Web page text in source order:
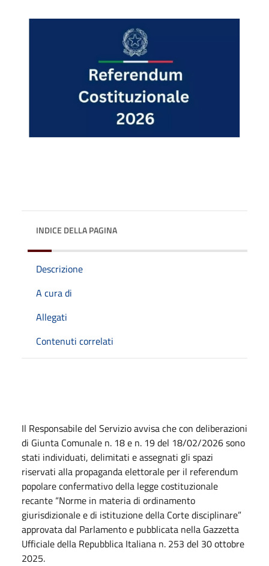
INDICE DELLA PAGINA
Descrizione
A cura di
Allegati
Contenuti correlati
Il Responsabile del Servizio avvisa che con deliberazioni
di Giunta Comunale n. 18 e n. 19 del 18/02/2026 sono
stati individuati, delimitati e assegnati gli spazi
riservati alla propaganda elettorale per il referendum
popolare confermativo della legge costituzionale
recante “Norme in materia di ordinamento
giurisdizionale e di istituzione della Corte disciplinare”
approvata dal Parlamento e pubblicata nella Gazzetta
Ufficiale della Repubblica Italiana n. 253 del 30 ottobre
2025.